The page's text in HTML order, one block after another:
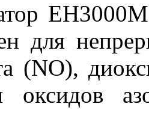
для
(NO),
оксидов